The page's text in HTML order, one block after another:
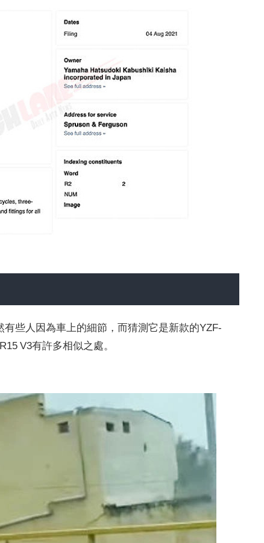
些人因為車上的細節，而猜測它是新款的YZF-
V3有許多相似之處。